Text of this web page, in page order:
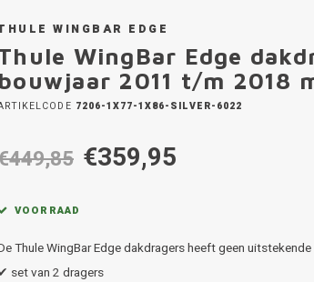
WINGBAR EDGE
WingBar Edge
bouwjaar 2011 t/m 2018
7206-1X77-1X86-SILVER-6022
€359,95
VOORRAAD
Thule WingBar Edge dakdragers heeft geen
set van 2 dragers